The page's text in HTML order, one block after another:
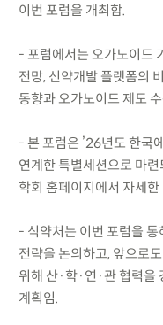
이번 포럼을 개최함.
- 포럼에서는 오가노이드
전망, 신약개발 플랫폼의
동향과 오가노이드 제도
- 본 포럼은 ’26년도 한국
연계한 특별세션으로 마
학회 홈페이지에서 자세
- 식약처는 이번 포럼을
전략을 논의하고, 앞으로
위해 산·학·연·관 협력을
계획임.